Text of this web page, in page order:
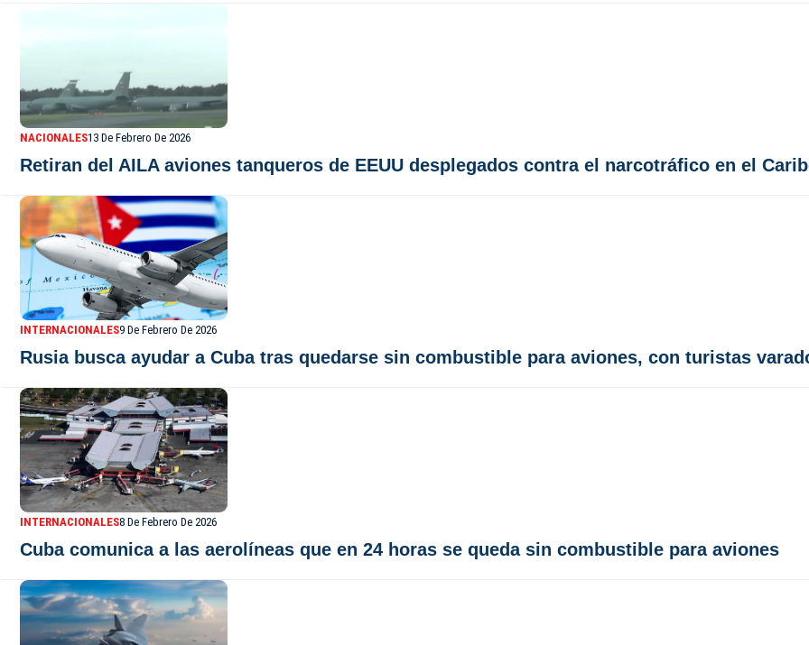
NACIONALES13 De Febrero De 2026
Retiran del AILA aviones tanqueros de EEUU desplegados contra el narcotráfico en el
INTERNACIONALES9 De Febrero De 2026
Rusia busca ayudar a Cuba tras quedarse sin combustible para aviones, con turistas
INTERNACIONALES8 De Febrero De 2026
Cuba comunica a las aerolíneas que en 24 horas se queda sin combustible para aviones